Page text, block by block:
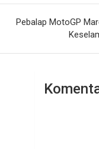
Pebalap MotoGP